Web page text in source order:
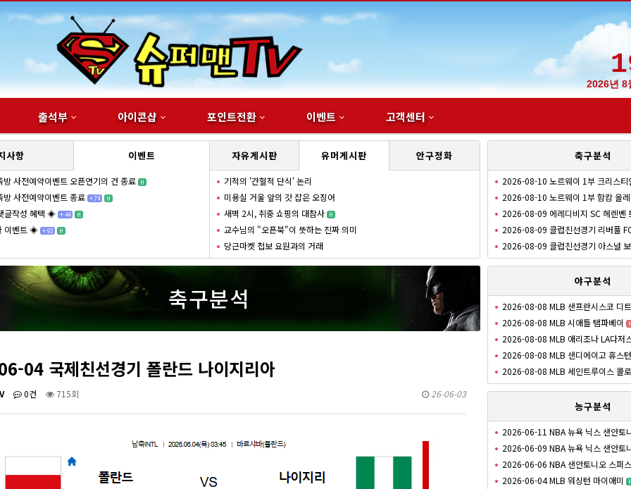
2026년 8
출석부 아이콘샵 포인트전환 이벤트 고객센터
사항 이벤트
필독 H
업체 {레이스}가 추가되었습니다
인이 변경되었습니다.
외시청자 필독※
자유게시판 유머게시판 안구정화
거대하도다 슬~쩍
축구분석
04 국제친선경기 폴란드 나이지리아
0건 715회 26-06-03
축구분석
2026-08-10 노르웨이 1부 크리스
2026-08-10 노르웨이 1부 함캄 올
2026-08-09 에레디비지 SC 헤렌벤
2026-08-09 클럽친선경기 리버풀
2026-08-09 클럽친선경기 아스널
야구분석
2026-08-08 MLB 샌프란시스코 디
2026-08-08 MLB 시애틀 탬파베이
2026-08-08 MLB 애리조나 LA다저
2026-08-08 MLB 샌디에이고 휴스턴
2026-08-08 MLB 세인트루이스 콜
농구분석
2026-06-11 NBA 뉴욕 닉스 샌안토
2026-06-09 NBA 뉴욕 닉스 샌안토
2026-06-06 NBA 샌안토니오 스퍼
2026-06-04 MLB 워싱턴 마이애미